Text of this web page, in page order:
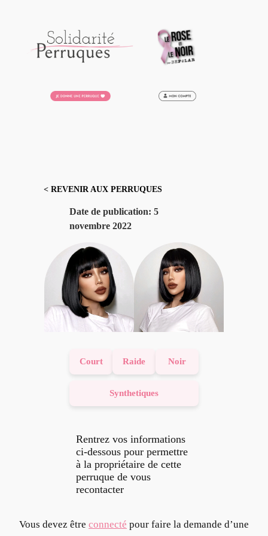
contenu
< REVENIR AUX PERRUQUES
Date de publication: 5
novembre 2022
Court Raide Noir
Synthetiques
Rentrez vos informations
ci-dessous pour permettre
à la propriétaire de cette
perruque de vous
recontacter
Vous devez être connecté pour faire la demande d’une